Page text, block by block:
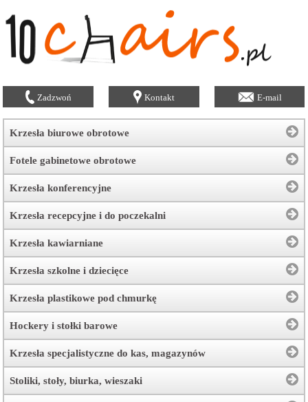
Zadzwoń Kontakt E-mail
Krzesła biurowe obrotowe
Fotele gabinetowe obrotowe
Krzesła konferencyjne
Krzesła recepcyjne i do poczekalni
Krzesła kawiarniane
Krzesła szkolne i dziecięce
Krzesła plastikowe pod chmurkę
Hockery i stołki barowe
Krzesła specjalistyczne do kas, magazynów
Stoliki, stoły, biurka, wieszaki